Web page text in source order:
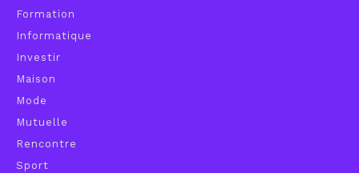
Formation
Informatique
Investir
Maison
Mode
Mutuelle
Rencontre
Sport